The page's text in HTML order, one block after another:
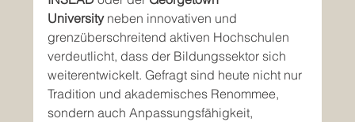
University neben innovativen und
grenzüberschreitend aktiven Hochschulen
verdeutlicht, dass der Bildungssektor sich
weiterentwickelt. Gefragt sind heute nicht nur
Tradition und akademisches Renommee,
sondern auch Anpassungsfähigkeit,